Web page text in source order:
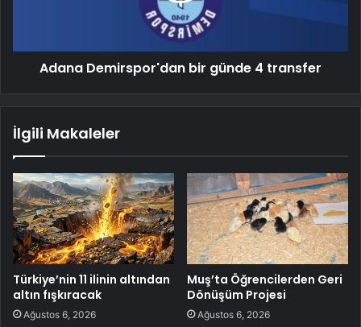
Adana Demirspor'dan bir günde 4 transfer
İlgili Makaleler
Türkiye’nin 11 ilinin altından
altın fışkıracak
Ağustos 6, 2026
Muş’ta Öğrencilerden Geri
Dönüşüm Projesi
Ağustos 6, 2026